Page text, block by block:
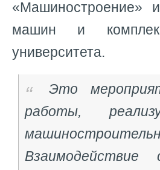
«Машиностроение»
машин и
университета.
Это
работы,